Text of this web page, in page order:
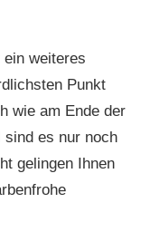
weiteres
Punkt
wie am Ende der
sind es nur noch
gelingen Ihnen